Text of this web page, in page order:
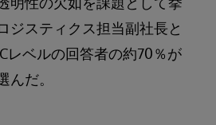
ジスティクス担当副社長と
レベルの回答者の約70％が
んだ。